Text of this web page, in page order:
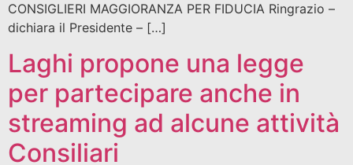
CONSIGLIERI MAGGIORANZA PER FIDUCIA Ringrazio –
dichiara il Presidente – […]
Laghi propone una legge
per partecipare anche in
streaming ad alcune attività
Consiliari